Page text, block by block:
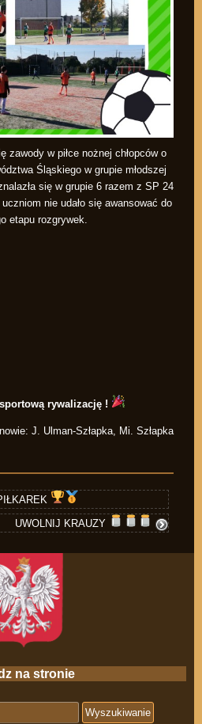
zawody w piłce nożnej chłopców o
Śląskiego w grupie młodszej
się w grupie 6 razem z SP 24
nie udało się awansować do
etapu rozgrywek.
rywalizację !
J. Ulman-Szłapka, Mi. Szłapka
UWOLNIJ KRAUZY
na stronie